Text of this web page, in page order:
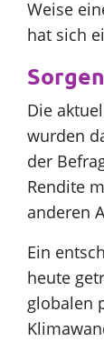
Weise
hat sich
Die
wurden
der
Rendite
anderen
Ein
heute
globalen